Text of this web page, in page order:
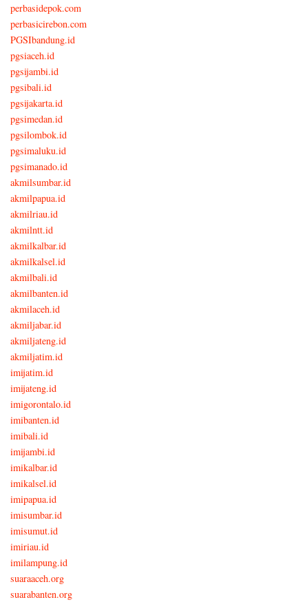
perbasidepok.com
perbasicirebon.com
PGSIbandung.id
pgsiaceh.id
pgsijambi.id
pgsibali.id
pgsijakarta.id
pgsimedan.id
pgsilombok.id
pgsimaluku.id
pgsimanado.id
akmilsumbar.id
akmilpapua.id
akmilriau.id
akmilntt.id
akmilkalbar.id
akmilkalsel.id
akmilbali.id
akmilbanten.id
akmilaceh.id
akmiljabar.id
akmiljateng.id
akmiljatim.id
imijatim.id
imijateng.id
imigorontalo.id
imibanten.id
imibali.id
imijambi.id
imikalbar.id
imikalsel.id
imipapua.id
imisumbar.id
imisumut.id
imiriau.id
imilampung.id
suaraaceh.org
suarabanten.org